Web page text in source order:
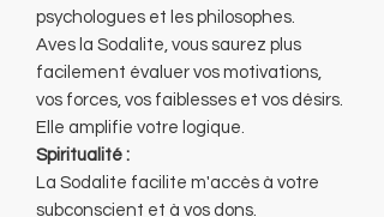
psychologues et les philosophes.
Aves la Sodalite, vous saurez plus
facilement évaluer vos motivations,
vos forces, vos faiblesses et vos désirs.
Elle amplifie votre logique.
Spiritualité :
La Sodalite facilite m'accès à votre
subconscient et à vos dons.